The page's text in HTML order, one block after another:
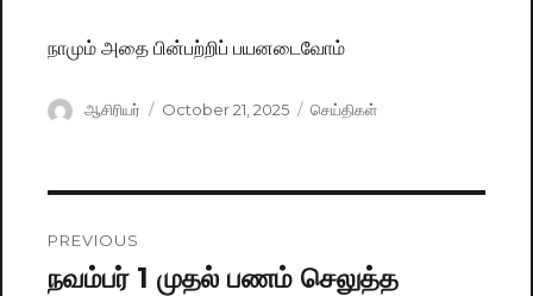
நாமும் அதை பின்பற்றிப் பயனடைவோம்
Author
ஆசிரியர்
Posted
October 21, 2025 Categories
செய்திகள்
navigation
PREVIOUS
Previous
நவம்பர் 1 முதல் பணம் செலுத்த